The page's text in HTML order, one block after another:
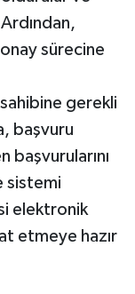
sürecine
gerekli
başvuru
sistemi
elektronik
etmeye hazır